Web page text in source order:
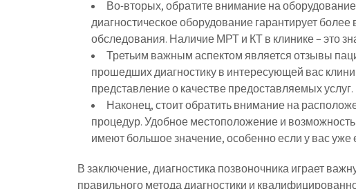
Во-вторых, обратите внимание на
диагностическое оборудование гарантирует
обследования. Наличие МРТ и КТ в клинике – это
Третьим важным аспектом является отзывы
прошедших диагностику в интересующей вас
представление о качестве предоставляемых услуг.
Наконец, стоит обратить внимание на
процедур. Удобное местоположение и
имеют большое значение, особенно если у вас
В заключение, диагностика позвоночника играет
правильного метода диагностики и